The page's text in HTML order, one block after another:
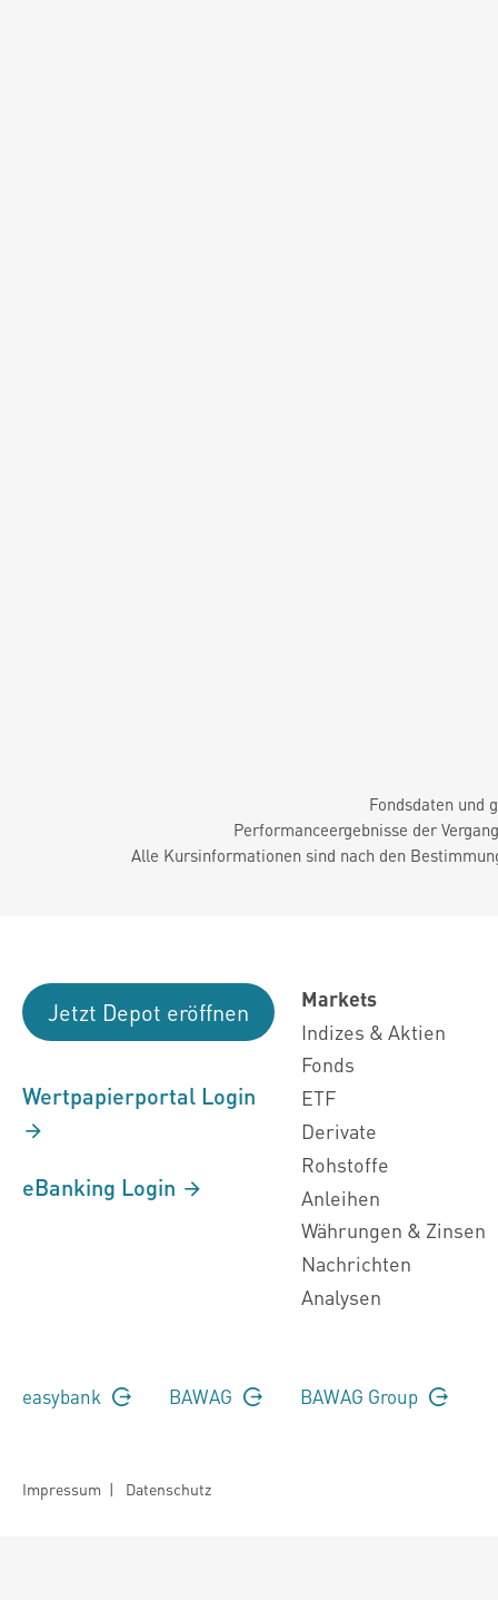
Fondsdaten und
Performanceergebnisse der
Alle Kursinformationen sind nach den
Jetzt Depot eröffnen
Wertpapierportal Login
eBanking Login
Markets
Indizes & Aktien
Fonds
ETF
Derivate
Rohstoffe
Anleihen
Währungen & Zinsen
Nachrichten
Analysen
easybank BAWAG BAWAG Group
Impressum | Datenschutz